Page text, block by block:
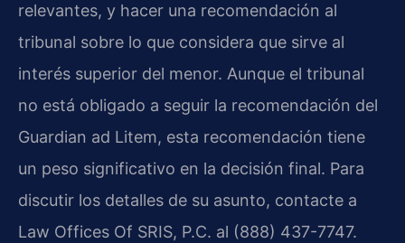
relevantes, y hacer una recomendación al
tribunal sobre lo que considera que sirve al
interés superior del menor. Aunque el tribunal
no está obligado a seguir la recomendación del
Guardian ad Litem, esta recomendación tiene
un peso significativo en la decisión final. Para
discutir los detalles de su asunto, contacte a
Law Offices Of SRIS, P.C. al (888) 437-7747.